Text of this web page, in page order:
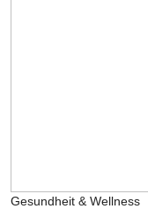
Gesundheit & Wellness